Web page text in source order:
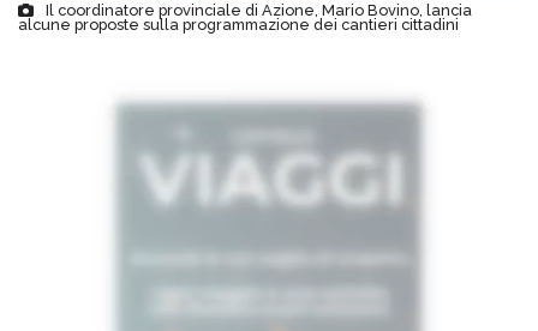
Il coordinatore provinciale di Azione, Mario Bovino, lancia
alcune proposte sulla programmazione dei cantieri cittadini